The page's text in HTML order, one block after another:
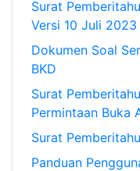
Surat
Versi 10 Juli 2023
Dokumen Soal
BKD
Surat
Permintaan Buka
Surat
Panduan